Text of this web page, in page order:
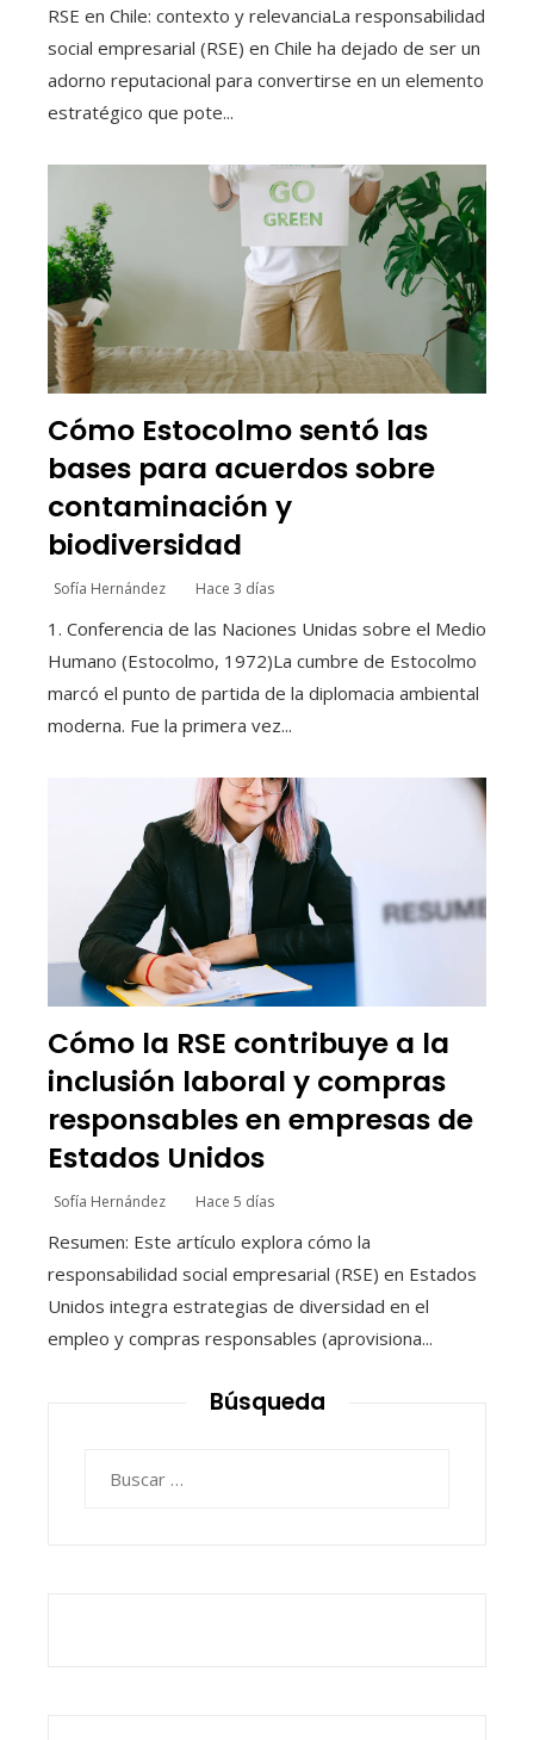
RSE en Chile: contexto y relevanciaLa responsabilidad
social empresarial (RSE) en Chile ha dejado de ser un
adorno reputacional para convertirse en un elemento
estratégico que pote...
Cómo Estocolmo sentó las
bases para acuerdos sobre
contaminación y
biodiversidad
Sofía Hernández Hace 3 días
1. Conferencia de las Naciones Unidas sobre el Medio
Humano (Estocolmo, 1972)La cumbre de Estocolmo
marcó el punto de partida de la diplomacia ambiental
moderna. Fue la primera vez...
Cómo la RSE contribuye a la
inclusión laboral y compras
responsables en empresas de
Estados Unidos
Sofía Hernández Hace 5 días
Resumen: Este artículo explora cómo la
responsabilidad social empresarial (RSE) en Estados
Unidos integra estrategias de diversidad en el
empleo y compras responsables (aprovisiona...
Búsqueda